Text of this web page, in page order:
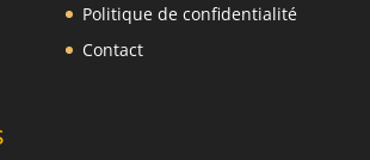
Politique de confidentialité
Contact